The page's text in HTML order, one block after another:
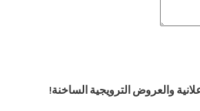
والعروض الترويجية الساخنة!